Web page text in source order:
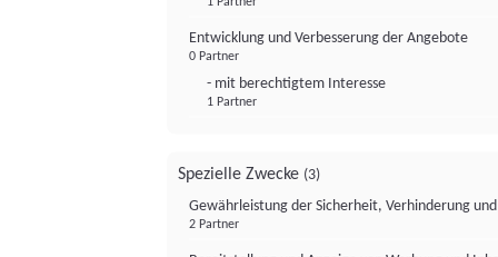
Entwicklung und Verbesserung der Angebote
0 Partner
- mit berechtigtem Interesse
1 Partner
Spezielle Zwecke (3)
Gewährleistung der Sicherheit, Verhinderung
2 Partner